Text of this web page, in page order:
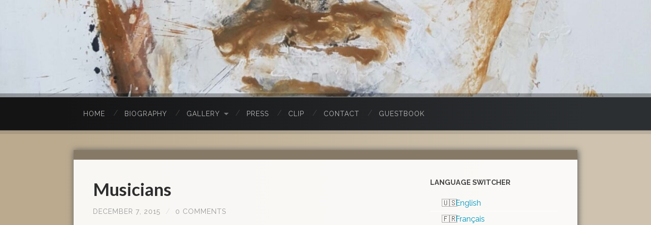
HOME BIOGRAPHY GALLERY PRESS CLIP CONTACT GUESTBOOK
Musicians
DECEMBER 7, 2015 / 0 COMMENTS
LANGUAGE SWITCHER
English
Français